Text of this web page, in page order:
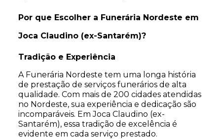
Por que Escolher a Funerária Nordeste em
Joca Claudino (ex-Santarém)?
Tradição e Experiência
A Funerária Nordeste tem uma longa história
de prestação de serviços funerários de alta
qualidade. Com mais de 200 cidades atendidas
no Nordeste, sua experiência e dedicação são
incomparáveis. Em Joca Claudino (ex-
Santarém), essa tradição de excelência é
evidente em cada serviço prestado.